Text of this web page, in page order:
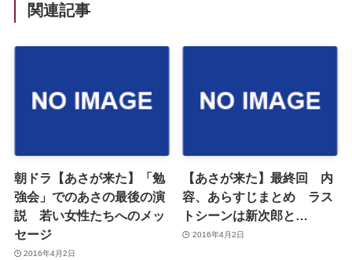
関連記事
朝ドラ【あさが来た】「勉
強会」でのあさの最後の演
説 若い女性たちへのメッ
セージ
2016年4月2日
【あさが来た】最終回 内
容、あらすじまとめ ラス
トシーンは新次郎と…
2016年4月2日